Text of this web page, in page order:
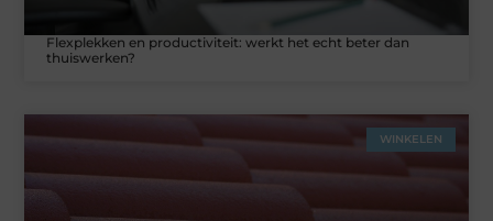
Flexplekken en productiviteit: werkt het echt beter dan
thuiswerken?
WINKELEN